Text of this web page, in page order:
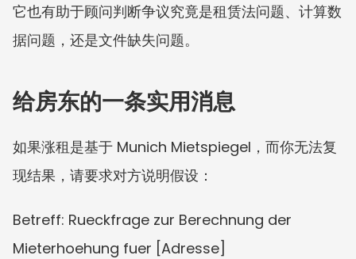
它也有助于顾问判断争议究竟是租赁法问题、计算数
据问题，还是文件缺失问题。
给房东的一条实用消息
如果涨租是基于 Munich Mietspiegel，而你无法复
现结果，请要求对方说明假设：
Betreff: Rueckfrage zur Berechnung der
Mieterhoehung fuer [Adresse]